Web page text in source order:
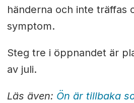
händerna och inte träffas
symptom.
Steg tre i öppnandet är
av juli.
Läs även: Ön är tillbaka